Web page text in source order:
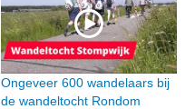
Ongeveer 600 wandelaars bij
de wandeltocht Rondom